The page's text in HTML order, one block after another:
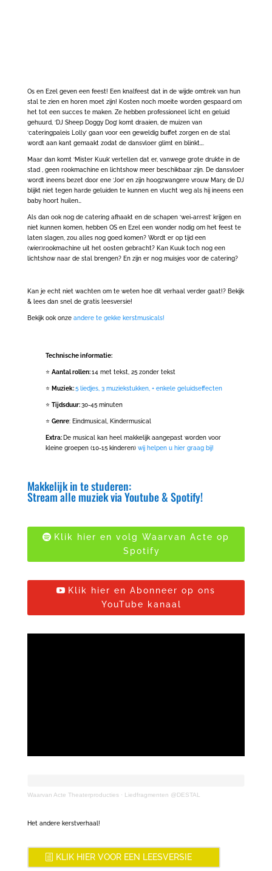
Os en Ezel geven een feest! Een knalfeest dat in de wijde omtrek van hun
stal te zien en horen moet zijn! Kosten noch moeite worden gespaard om
het tot een succes te maken. Ze hebben professioneel licht en geluid
gehuurd, ‘DJ Sheep Doggy Dog’ komt draaien, de muizen van
‘cateringpaleis Lolly’ gaan voor een geweldig buffet zorgen en de stal
wordt aan kant gemaakt zodat de dansvloer glimt en blinkt….
Maar dan komt ‘Mister Kuuk’ vertellen dat er, vanwege grote drukte in de
stad , geen rookmachine en lichtshow meer beschikbaar zijn. De dansvloer
wordt ineens bezet door ene ‘Joe’ en zijn hoogzwangere vrouw Mary, de DJ
blijkt niet tegen harde geluiden te kunnen en vlucht weg als hij ineens een
baby hoort huilen…
Als dan ook nog de catering afhaakt en de schapen ‘wei-arrest’ krijgen en
niet kunnen komen, hebben OS en Ezel een wonder nodig om het feest te
laten slagen, zou alles nog goed komen? Wordt er op tijd een
(wier)rookmachine uit het oosten gebracht? Kan Kuuk toch nog een
lichtshow naar de stal brengen? En zijn er nog muisjes voor de catering?
Kan je echt niet wachten om te weten hoe dit verhaal verder gaat!? Bekijk
& lees dan snel de gratis leesversie!
Bekijk ook onze andere te gekke kerstmusicals!
Technische informatie:
⭐️ Aantal rollen:14 met tekst, 25 zonder tekst
⭐️ Muziek:5 liedjes, 3 muziekstukken, + enkele geluidseffecten
⭐️ Tijdsduur:30-45 minuten
⭐️ Genre: Eindmusical, Kindermusical
Extra: De musical kan heel makkelijk aangepast worden voor
kleine groepen (10-15 kinderen) wij helpen u hier graag bij!
Makkelijk in te studeren:
Stream alle muziek via Youtube & Spotify!
Klik hier en volg Waarvan Acte op
Spotify
Klik hier en Abonneer op ons
YouTube kanaal
Waarvan Acte Theaterproducties· Liedfragmenten @DESTAL
Het andere kerstverhaal!
KLIK HIER VOOR EEN LEESVERSIE